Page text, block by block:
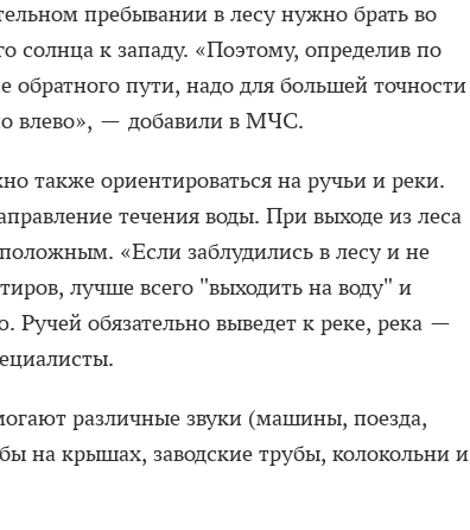
пребывании в лесу нужно брать во
солнца к западу. «Поэтому, определив по
обратного пути, надо для большей точности
влево», — добавили в МЧС.
также ориентироваться на ручьи и реки.
течения воды. При выходе из леса
«Если заблудились в лесу и не
лучше всего "выходить на воду" и
Ручей обязательно выведет к реке, река —
различные звуки (машины, поезда,
на крышах, заводские трубы, колокольни и